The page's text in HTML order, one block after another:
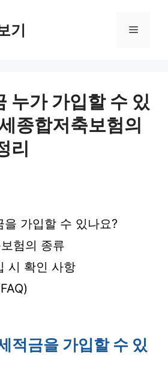
기 메
누가 가입할 수 있
종합저축보험의
리
을 가입할 수 있나요?
험의 종류
시 확인 사항
적금을 가입할 수 있